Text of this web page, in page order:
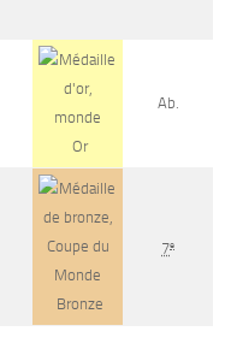
Or
Ab.
Bronze
7e